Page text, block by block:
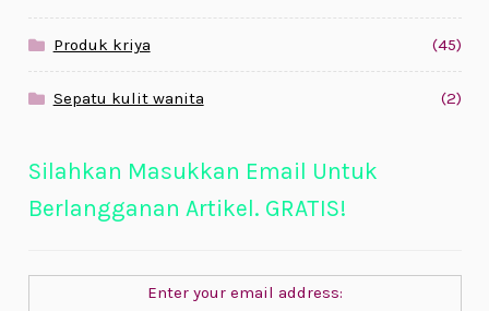
Produk kriya (45)
Sepatu kulit wanita (2)
Silahkan Masukkan Email Untuk
Berlangganan Artikel. GRATIS!
Enter your email address: